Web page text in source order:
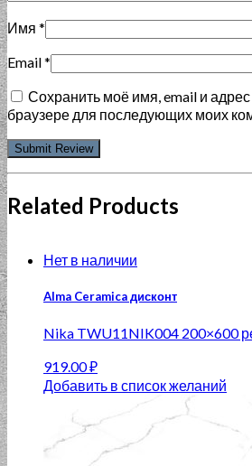
Имя *
Email*
Сохранить моё имя, email и адрес
браузере для последующих моих
Related Products
Нет в наличии
Alma Ceramica дисконт
Nika TWU11NIK004 200×600
919.00₽
Добавить в список желаний